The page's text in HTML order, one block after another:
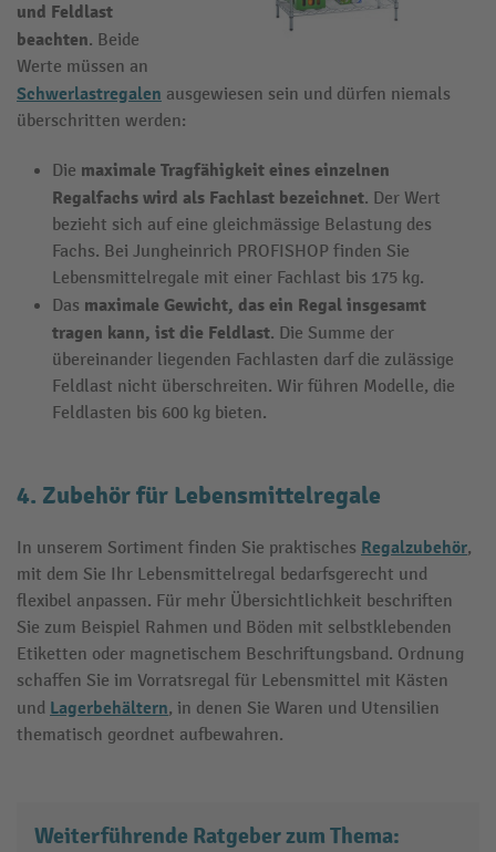
und Feldlast
beachten. Beide
Werte müssen an
Schwerlastregalen ausgewiesen sein und dürfen niemals
überschritten werden:
Die maximale Tragfähigkeit eines einzelnen
Regalfachs wird als Fachlast bezeichnet. Der Wert
bezieht sich auf eine gleichmässige Belastung des
Fachs. Bei Jungheinrich PROFISHOP finden Sie
Lebensmittelregale mit einer Fachlast bis 175 kg.
Das maximale Gewicht, das ein Regal insgesamt
tragen kann, ist die Feldlast. Die Summe der
übereinander liegenden Fachlasten darf die zulässige
Feldlast nicht überschreiten. Wir führen Modelle, die
Feldlasten bis 600 kg bieten.
4. Zubehör für Lebensmittelregale
In unserem Sortiment finden Sie praktisches Regalzubehör,
mit dem Sie Ihr Lebensmittelregal bedarfsgerecht und
flexibel anpassen. Für mehr Übersichtlichkeit beschriften
Sie zum Beispiel Rahmen und Böden mit selbstklebenden
Etiketten oder magnetischem Beschriftungsband. Ordnung
schaffen Sie im Vorratsregal für Lebensmittel mit Kästen
und Lagerbehältern, in denen Sie Waren und Utensilien
thematisch geordnet aufbewahren.
Weiterführende Ratgeber zum Thema: